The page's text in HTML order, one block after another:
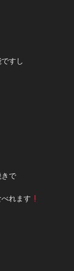
すし
きで
れます